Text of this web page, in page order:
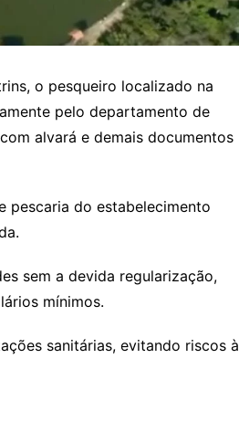
o pesqueiro localizado na
pelo departamento de
alvará e demais documentos
pescaria do estabelecimento
sem a devida regularização,
mínimos.
sanitárias, evitando riscos à